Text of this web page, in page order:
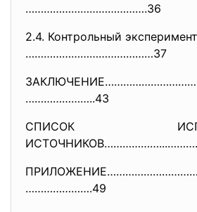
………………………………….36
2.4. Контрольный
……………………………………37
…………………..43
СПИСОК
………………….49